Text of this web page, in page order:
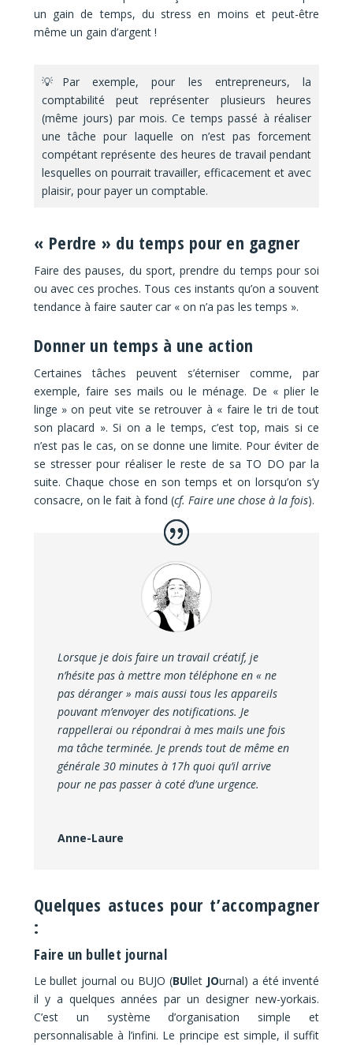
un gain de temps, du stress en moins et peut-être
même un gain d’argent !
💡Par exemple, pour les entrepreneurs, la
comptabilité peut représenter plusieurs heures
(même jours) par mois. Ce temps passé à réaliser
une tâche pour laquelle on n’est pas forcement
compétant représente des heures de travail pendant
lesquelles on pourrait travailler, efficacement et avec
plaisir, pour payer un comptable.
« Perdre » du temps pour en gagner
Faire des pauses, du sport, prendre du temps pour soi
ou avec ces proches. Tous ces instants qu’on a souvent
tendance à faire sauter car « on n’a pas les temps ».
Donner un temps à une action
Certaines tâches peuvent s’éterniser comme, par
exemple, faire ses mails ou le ménage. De « plier le
linge » on peut vite se retrouver à « faire le tri de tout
son placard ». Si on a le temps, c’est top, mais si ce
n’est pas le cas, on se donne une limite. Pour éviter de
se stresser pour réaliser le reste de sa TO DO par la
suite. Chaque chose en son temps et on lorsqu’on s’y
consacre, on le fait à fond (cf. Faire une chose à la fois).
Lorsque je dois faire un travail créatif, je
n’hésite pas à mettre mon téléphone en « ne
pas déranger » mais aussi tous les appareils
pouvant m’envoyer des notifications. Je
rappellerai ou répondrai à mes mails une fois
ma tâche terminée. Je prends tout de même en
générale 30 minutes à 17h quoi qu’il arrive
pour ne pas passer à coté d’une urgence.
Anne-Laure
Quelques astuces pour t’accompagner
:
Faire un bullet journal
Le bullet journal ou BUJO (BUllet JOurnal) a été inventé
il y a quelques années par un designer new-yorkais.
C’est un système d’organisation simple et
personnalisable à l’infini. Le principe est simple, il suffit